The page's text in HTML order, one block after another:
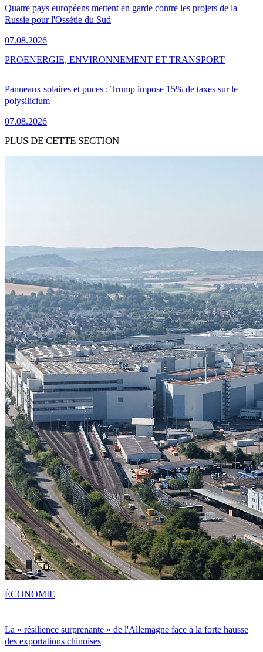
Quatre pays européens mettent en garde contre les projets de la
Russie pour l'Ossétie du Sud
07.08.2026
Panneaux solaires et puces : Trump impose 15% de taxes sur le
polysilicium
07.08.2026
PROENERGIE, ENVIRONNEMENT ET TRANSPORT
PLUS DE CETTE SECTION
La « résilience surprenante » de l'Allemagne face à la forte hausse
des exportations chinoises
ÉCONOMIE